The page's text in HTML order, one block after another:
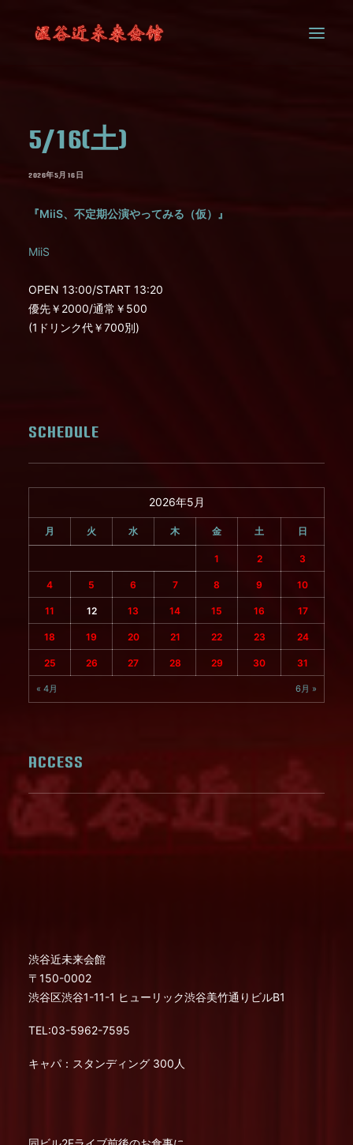
CONTACT5/16(土)
2026年5月16日
『MiiS、不定期公演やってみる（仮）』
MiiS
OPEN 13:00/START 13:20
優先￥2000/通常￥500
(1ドリンク代￥700別)
SCHEDULE
2026年5月
月 火 水 木 金 土 日
1 2 3
4 5 6 7 8 9 10
11 12 13 14 15 16 17
18 19 20 21 22 23 24
25 26 27 28 29 30 31
« 4月 6月 »
ACCESS
渋谷近未来会館
〒150-0002
渋谷区渋谷1-11-1 ヒューリック渋谷美竹通りビルB1
TEL:03-5962-7595
キャパ：スタンディング 300人